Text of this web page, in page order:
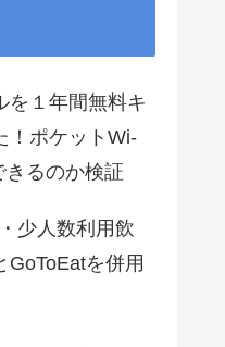
を１年間無料キ
！ポケットWi-
きるのか検証
少人数利用飲
を併用